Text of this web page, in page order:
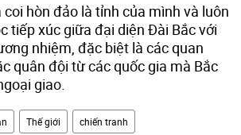
coi hòn đảo là tỉnh của mình và luôn
tiếp xúc giữa đại diện Đài Bắc với
nhiệm, đặc biệt là các quan
quân đội từ các quốc gia mà Bắc
giao.
Thế giới chiến tranh